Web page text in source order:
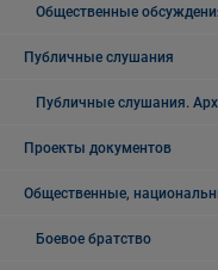
Общественные
Публичные слушания
Публичные слушания.
Проекты документов
Общественные,
Боевое братство